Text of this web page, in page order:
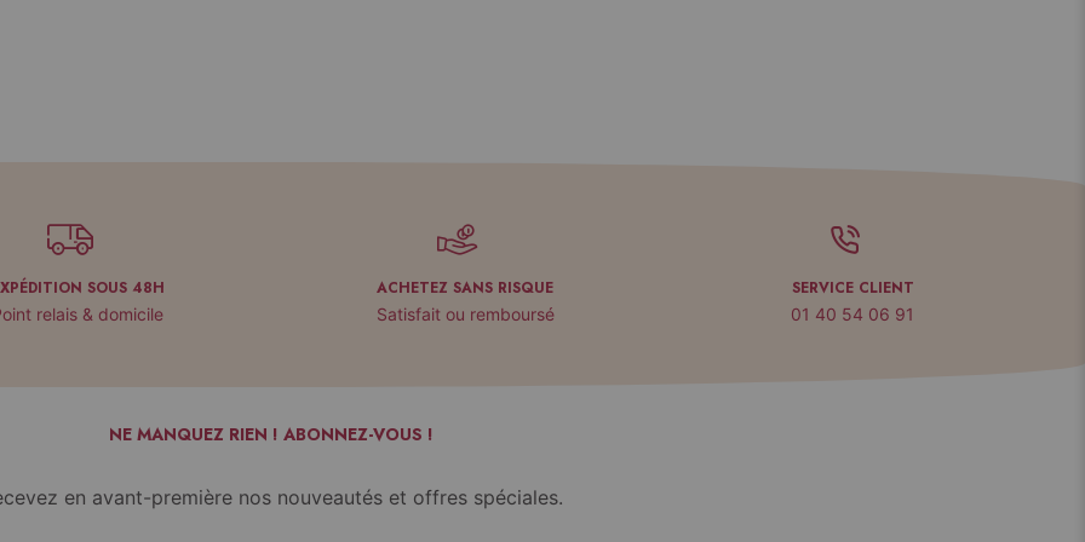
SOUS 48H
relais & domicile
ACHETEZ SANS RISQUE
Satisfait ou remboursé
SERVICE CLIENT
01 40 54 06 91
NE MANQUEZ RIEN ! ABONNEZ-VOUS !
en avant-première nos nouveautés et offres spéciales.